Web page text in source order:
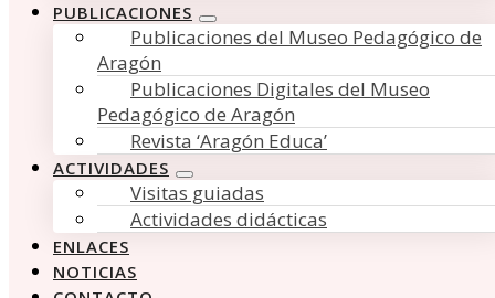
PUBLICACIONES
Publicaciones del Museo Pedagógico de
Aragón
Publicaciones Digitales del Museo
Pedagógico de Aragón
Revista ‘Aragón Educa’
ACTIVIDADES
Visitas guiadas
Actividades didácticas
ENLACES
NOTICIAS